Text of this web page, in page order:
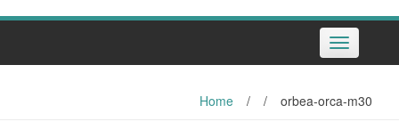
Toggle
navigation
Home / / orbea-orca-m30